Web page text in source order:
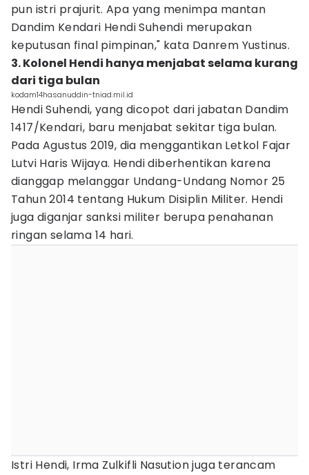
pun istri prajurit. Apa yang menimpa mantan
Dandim Kendari Hendi Suhendi merupakan
keputusan final pimpinan," kata Danrem Yustinus.
3. Kolonel Hendi hanya menjabat selama kurang
dari tiga bulan
kodam14hasanuddin-tniad.mil.id
Hendi Suhendi, yang dicopot dari jabatan Dandim
1417/Kendari, baru menjabat sekitar tiga bulan.
Pada Agustus 2019, dia menggantikan Letkol Fajar
Lutvi Haris Wijaya. Hendi diberhentikan karena
dianggap melanggar Undang-Undang Nomor 25
Tahun 2014 tentang Hukum Disiplin Militer. Hendi
juga diganjar sanksi militer berupa penahanan
ringan selama 14 hari.
Istri Hendi, Irma Zulkifli Nasution juga terancam